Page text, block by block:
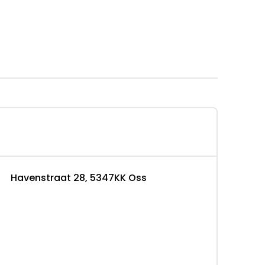
Havenstraat 28, 5347KK Oss